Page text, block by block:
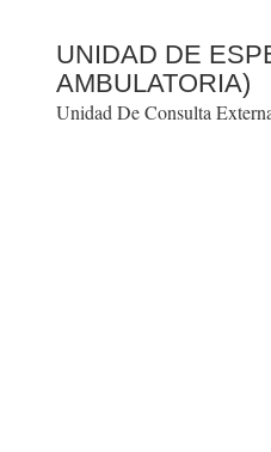
UNIDAD DE
AMBULATORIA)
Unidad De Consulta